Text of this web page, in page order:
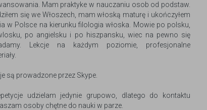
Mam praktyke w nauczaniu osob od podstaw.
się we Włoszech, mam włoską maturę i ukończyłem
w Polsce na kierunku filologia włoska. Mowie po polsku,
po angielsku i po hiszpansku, wiec na pewno się
Lekcje na każdym poziomie, profesjonalne
są prowadzone przez Skype.
udzielam jedynie grupowo, dlatego do kontaktu
osoby chętne do nauki w parze.